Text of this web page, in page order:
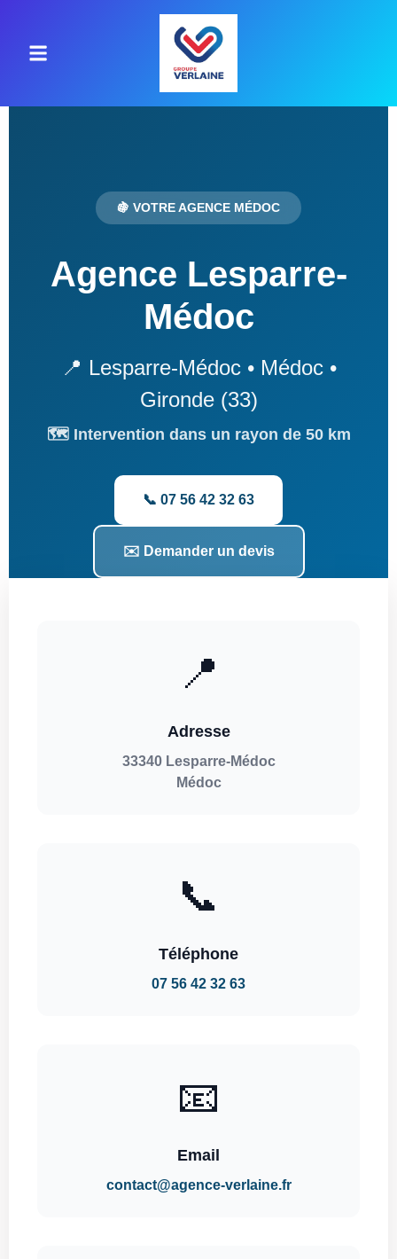
🍇 VOTRE AGENCE MÉDOC
Agence Lesparre-
Médoc
📍 Lesparre-Médoc • Médoc •
Gironde (33)
🗺️ Intervention dans un rayon de 50 km
📞 07 56 42 32 63
✉️ Demander un devis
📍
Adresse
33340 Lesparre-Médoc
Médoc
📞
Téléphone
07 56 42 32 63
📧
Email
contact@agence-verlaine.fr